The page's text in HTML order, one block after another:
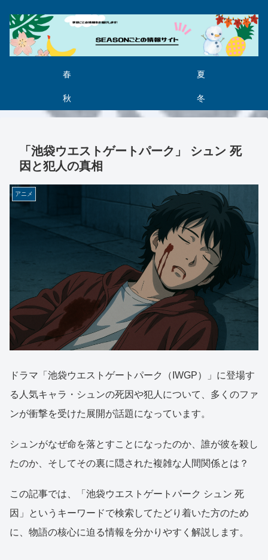
春 夏
秋 冬
「池袋ウエストゲートパーク」 シュン 死
因と犯人の真相
アニメ
ドラマ「池袋ウエストゲートパーク（IWGP）」に登場す
る人気キャラ・シュンの死因や犯人について、多くのファ
ンが衝撃を受けた展開が話題になっています。
シュンがなぜ命を落とすことになったのか、誰が彼を殺し
たのか、そしてその裏に隠された複雑な人間関係とは？
この記事では、「池袋ウエストゲートパーク シュン 死
因」というキーワードで検索してたどり着いた方のため
に、物語の核心に迫る情報を分かりやすく解説します。